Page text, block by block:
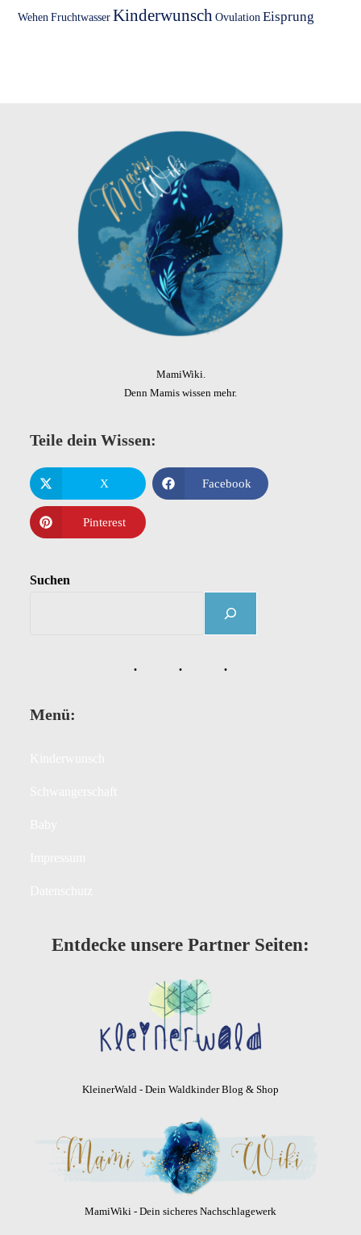
Wehen Fruchtwasser Kinderwunsch Ovulation Eisprung
MamiWiki.
Denn Mamis wissen mehr.
Teile dein Wissen:
X Facebook
Pinterest
Suchen
Menü:
Entdecke unsere Partner Seiten:
KleinerWald - Dein Waldkinder Blog & Shop
MamiWiki - Dein sicheres Nachschlagewerk